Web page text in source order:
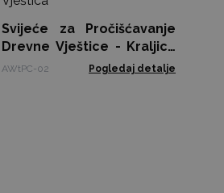
Svijeće za Pročišćavanje
Drevne Vještice - Kraljica
Vještica
AWtPC-02 Pogledaj detalje